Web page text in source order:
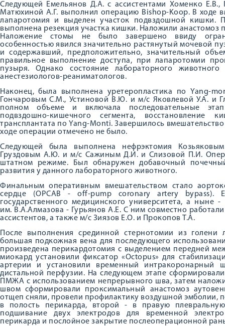
Следующей Емельянов Д.А. с ассистентами Хоменко
Матюхиной А.Г. выполнил операцию Bishop-Koop. В ходе
лапаротомия и выделен участок подвздошной кишки.
выполнена резекция участка кишки. Наложили анастомоз
Наложение стомы не было завершено ввиду
особенностью явился значительно растянутый мочевой
и содержавший, предположительно, значительный
правильное выполнение доступа, при лапаротомии
пузыря. Однако состояние лабораторного
анестезиологов-реаниматологов.
Наконец, была выполнена уретеропластика по Yang-
Гончаровым С.М., Устиновой В.Ю. и м/с Яковлевой У.А. и
полном объеме и включала последовательные
подвздошно-кишечного сегмента, восстановление
трансплантата по Yang-Monti. Завершилось
ходе операции отмечено не было.
Следующей была выполнена нефрэктомия
Груздовым А.Ю. и м/с Сажиным Д.И. и Слизовой П.И.
штатном режиме. Был обнаружен добавочный
развития у данного лабораторного животного.
Финальным оперативным вмешательством стало
сердце (OPCAB - off-pump coronary artery bypass).
государственного медицинского университета, а
им. В.А.Алмазова - Гурьянов А.Е. С ним совместно
ассистентов, а также м/с Зиязов Е.О. и Прокопов Т.А.
После выполнения срединной стернотомии из
большая подкожная вена для последующего
произведена перикардотомия с выделением передней
миокард установили фиксатор «Octopus» для
артерии и установили временный интракоронарный
дистальной перфузии. На следующем этапе
ПМЖА с использованием непрерывного шва, затем
швом сформировали проксимальный анастомоз
отщеп сняли, провели профилактику воздушной эмболии,
в полость перикарда, второй - в правую
подшивание двух электродов для временной
перикарда и послойное закрытие послеоперационной